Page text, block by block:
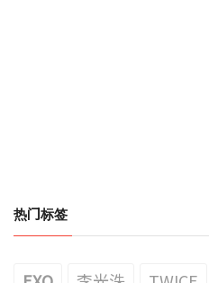
热门标签